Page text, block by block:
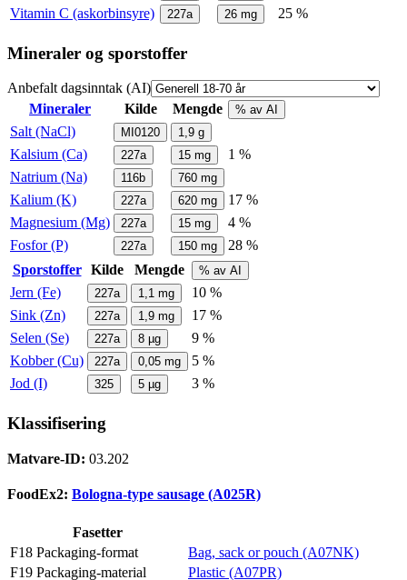
Vitamin C (askorbinsyre)
227a 26 mg 25 %
Mineraler og sporstoffer
Anbefalt dagsinntak (AI)
Mineraler
Kilde Mengde % av AI
Salt (NaCl) MI0120 1,9 g
Kalsium (Ca) 227a 15 mg
1 %
Natrium (Na)
116b 760 mg
Kalium (K) 227a 620 mg
17 %
Magnesium (Mg)
227a 15 mg
4 %
Fosfor (P)
227a 150 mg
28 %
Sporstoffer
Kilde Mengde % av AI
Jern (Fe) 227a 1,1 mg
10 %
Sink (Zn)
227a 1,9 mg
17 %
Selen (Se)
227a 8 µg
9 %
Kobber (Cu)
227a 0,05 mg
5 %
Jod (I)
325 5 µg 3 %
Klassifisering
Matvare-ID: 03.202
FoodEx2: Bologna-type sausage (A025R)
Fasetter
F18 Packaging-format
Bag, sack or pouch (A07NK)
F19 Packaging-material
Plastic (A07PR)